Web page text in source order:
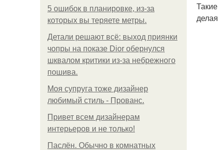
5 ошибок в планировке, из-за
которых вы теряете метры.
Детали решают всё: выход приянки
чопры на показе Dior обернулся
шквалом критики из-за небрежного
пошива.
Моя супруга тоже дизайнер
любимый стиль - Прованс.
Привет всем дизайнерам
интерьеров и не только!
Паслён. Обычно в комнатных